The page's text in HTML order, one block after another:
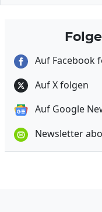
Auf Facebook
Auf X folgen
Auf Google
Newsletter